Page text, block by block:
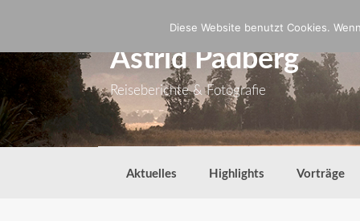
Astrid Padberg
Reiseberichte & Fotografie
Aktuelles Highlights Vorträge
Diese Website benutzt Cookies.